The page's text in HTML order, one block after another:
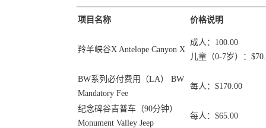
项目名称 价格说明
羚羊峡谷X Antelope Canyon X
成人：100.00
儿童（0-7岁）：
BW系列必付费用（LA） BW
Mandatory Fee
每人：$170.00
纪念碑谷吉普车（90分钟）
Monument Valley Jeep
每人：$65.00